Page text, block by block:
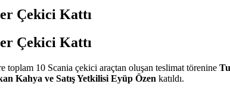
Çekici Kattı
Çekici Kattı
toplam 10 Scania çekici araçtan oluşan teslimat törenine
Kahya ve Satış Yetkilisi Eyüp Özen katıldı.